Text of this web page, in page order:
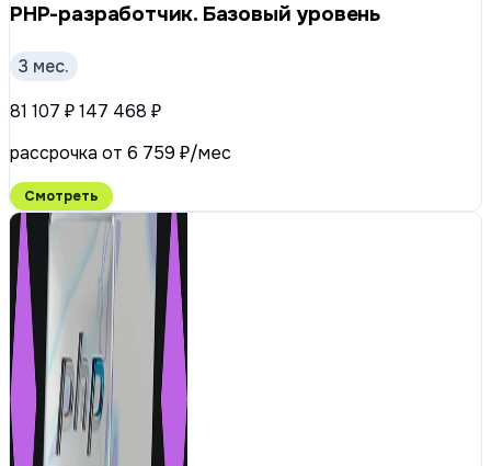
PHP-разработчик. Базовый уровень
3 мес.
81 107 ₽147 468 ₽
рассрочка от 6 759 ₽/мес
Смотреть